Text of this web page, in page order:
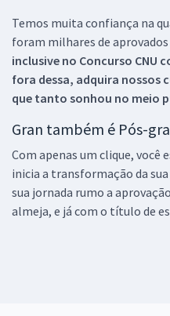
Temos muita confiança na
foram milhares de
inclusive no Concurso CNU
fora dessa, adquira nossos
que tanto sonhou no meio
Gran também é Pós-
Com apenas um clique, você
inicia a transformação da
sua jornada rumo a
almeja, e já com o título de